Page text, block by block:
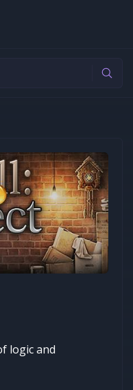
logic and